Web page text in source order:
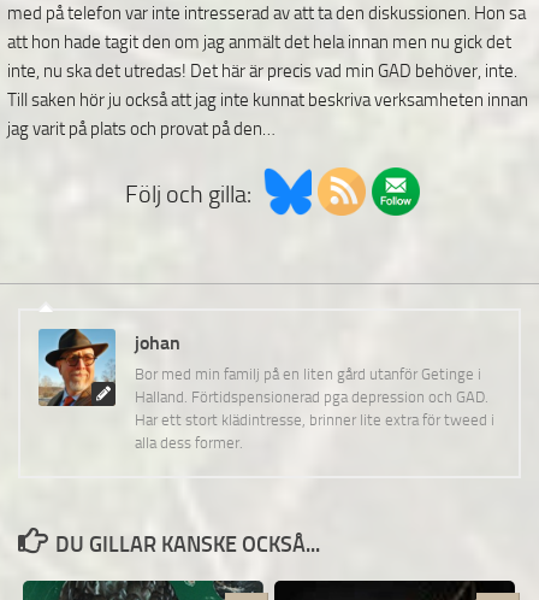
med på telefon var inte intresserad av att ta den diskussionen. Hon sa
att hon hade tagit den om jag anmält det hela innan men nu gick det
inte, nu ska det utredas! Det här är precis vad min GAD behöver, inte.
Till saken hör ju också att jag inte kunnat beskriva verksamheten innan
jag varit på plats och provat på den…
Följ och gilla:
johan
Bor med min familj på en liten gård utanför Getinge i
Halland. Förtidspensionerad pga depression och GAD.
Har ett stort klädintresse, brinner lite extra för tweed i
alla dess former.
DU GILLAR KANSKE OCKSÅ...